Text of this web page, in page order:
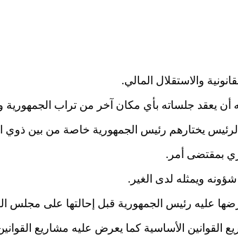
والاستقلال المالي.
يعقد جلساته بأي مكان آخر من تراب
يختارهم رئيس الجمهورية خاصة من بين ذوي
بمقتضى أمر.
ويمثله لدى الغير.
عليه رئيس الجمهورية قبل إحالتها على مجلس
الأساسية كما يعرض عليه مشاريع القوانين